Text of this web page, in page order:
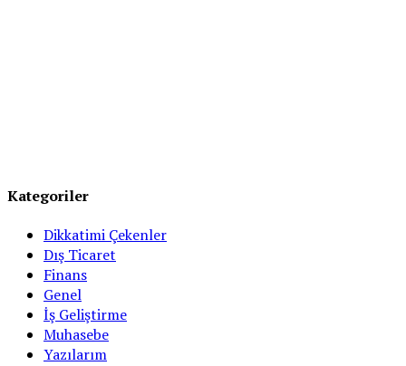
Kategoriler
Dikkatimi Çekenler
Dış Ticaret
Finans
Genel
İş Geliştirme
Muhasebe
Yazılarım